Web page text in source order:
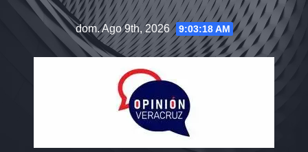
dom. Ago 9th, 2026 9:03:19 AM